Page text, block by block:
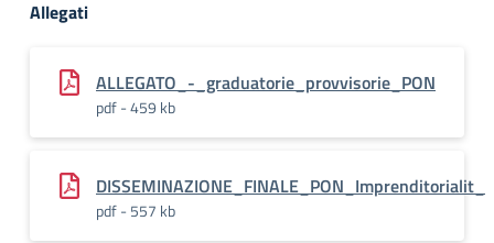
Allegati
ALLEGATO_-_graduatorie_provvisorie_PON
pdf - 459 kb
DISSEMINAZIONE_FINALE_PON_Imprenditorialit_
pdf - 557 kb